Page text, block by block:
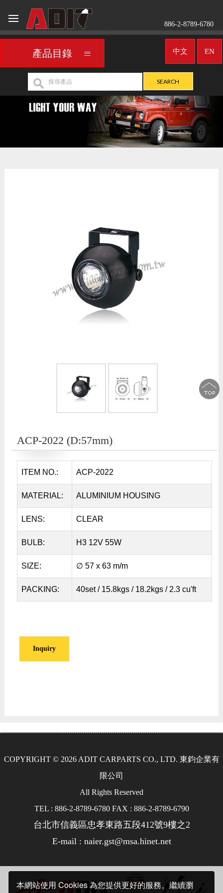
本網站使用 Cookies 為您提供更好的服務。繼續瀏
886-2-8789-6780
產品目錄 EN
中文
ACP-2022 (D:57mm)│
ITEM NO.: ACP-2022
MATERIAL: ALUMINIUM HOUSING
LENS: CLEAR
BULB: H3 12V 55W
SIZE: ∅ 57 x 63 m/m
PACKING: 40set / 15.8kgs / 18.2kgs / 2.3 cu'ft
Inquiry
COPYRIGHT © 2026 ADIT CARPARTS CO., LTD. 東鈞企業有
限公司
All Rights Reserved
TEL : 886-2-8789-6780 FAX : 886-2-8789-6790
台北市信義區忠孝東路五段412號9樓之2
E-mail : naier.gst@msa.hinet.net